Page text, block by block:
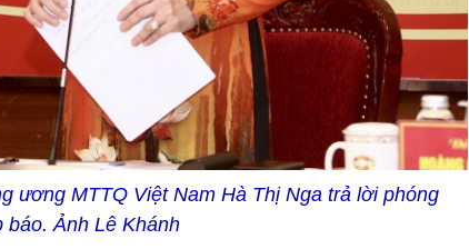
ương MTTQ Việt Nam Hà Thị Nga trả lời phóng
báo. Ảnh Lê Khánh